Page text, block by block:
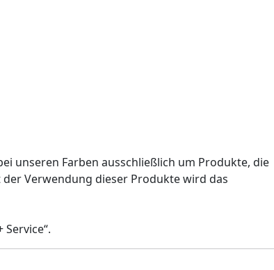
unseren Farben ausschließlich um Produkte, die
Verwendung dieser Produkte wird das